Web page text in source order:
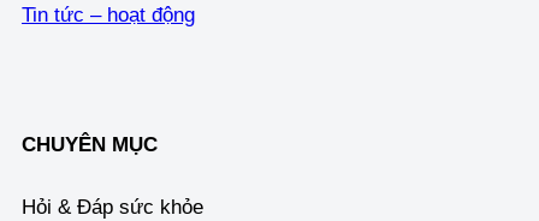
Tin tức – hoạt động
CHUYÊN MỤC
Hỏi & Đáp sức khỏe